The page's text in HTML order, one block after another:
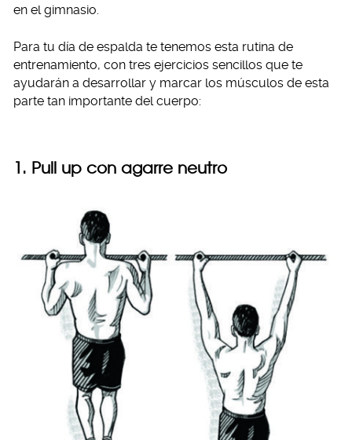
en el gimnasio.
Para tu día de espalda te tenemos esta rutina de
entrenamiento, con tres ejercicios sencillos que te
ayudarán a desarrollar y marcar los músculos de esta
parte tan importante del cuerpo:
1. Pull up con agarre neutro